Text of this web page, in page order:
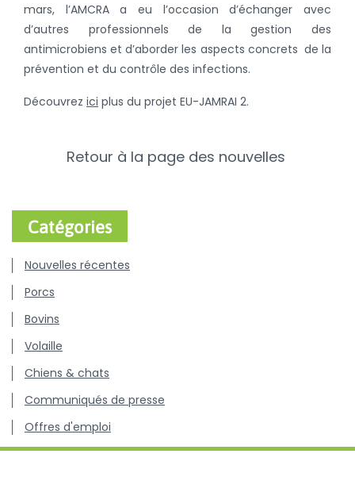
mars, l’AMCRA a eu l’occasion d’échanger avec
d’autres professionnels de la gestion des
antimicrobiens et d’aborder les aspects concrets de la
prévention et du contrôle des infections.
Découvrez ici plus du projet EU-JAMRAI 2.
Retour à la page des nouvelles
Catégories
Nouvelles récentes
Porcs
Bovins
Volaille
Chiens & chats
Communiqués de presse
Offres d'emploi